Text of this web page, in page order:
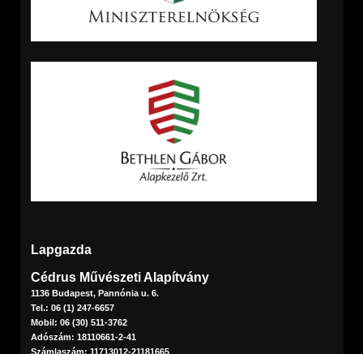
Lapgazda
Cédrus Művészeti Alapítvány
1136 Budapest, Pannónia u. 6.
Tel.: 06 (1) 247-6657
Mobil: 06 (30) 511-3762
Adószám: 18110661-2-41
Számlaszám: 11713012-21181665